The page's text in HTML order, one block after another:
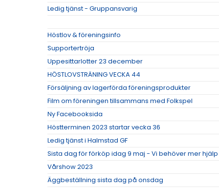
Ledig tjänst - Gruppansvarig
Höstlov & föreningsinfo
Supportertröja
Uppesittarlotter 23 december
HÖSTLOVSTRÄNING VECKA 44
Försäljning av lagerförda föreningsprodukter
Film om föreningen tillsammans med Folkspel
Ny Facebooksida
Höstterminen 2023 startar vecka 36
Ledig tjänst i Halmstad GF
Sista dag för förköp idag 9 maj - Vi behöver mer
Vårshow 2023
Äggbeställning sista dag på onsdag